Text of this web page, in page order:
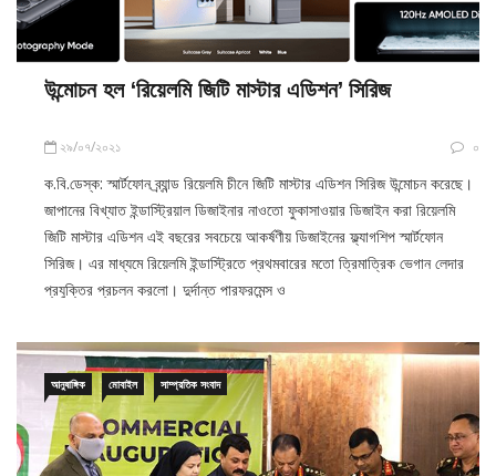
উন্মোচন হল ‘রিয়েলমি জিটি মাস্টার এডিশন’ সিরিজ
২৯/০৭/২০২১ ০
ক.বি.ডেস্ক: স্মার্টফোন ব্র্যান্ড রিয়েলমি চীনে জিটি মাস্টার এডিশন সিরিজ উন্মোচন করেছে।
জাপানের বিখ্যাত ইন্ডাস্ট্রিয়াল ডিজাইনার নাওতো ফুকাসাওয়ার ডিজাইন করা রিয়েলমি
জিটি মাস্টার এডিশন এই বছরের সবচেয়ে আকর্ষণীয় ডিজাইনের ফ্ল্যাগশিপ স্মার্টফোন
সিরিজ। এর মাধ্যমে রিয়েলমি ইন্ডাস্ট্রিতে প্রথমবারের মতো ত্রিমাত্রিক ভেগান লেদার
প্রযুক্তির প্রচলন করলো। দুর্দান্ত পারফরমেন্স ও
আনুষাঙ্গিক মোবাইল সাম্প্রতিক সংবাদ